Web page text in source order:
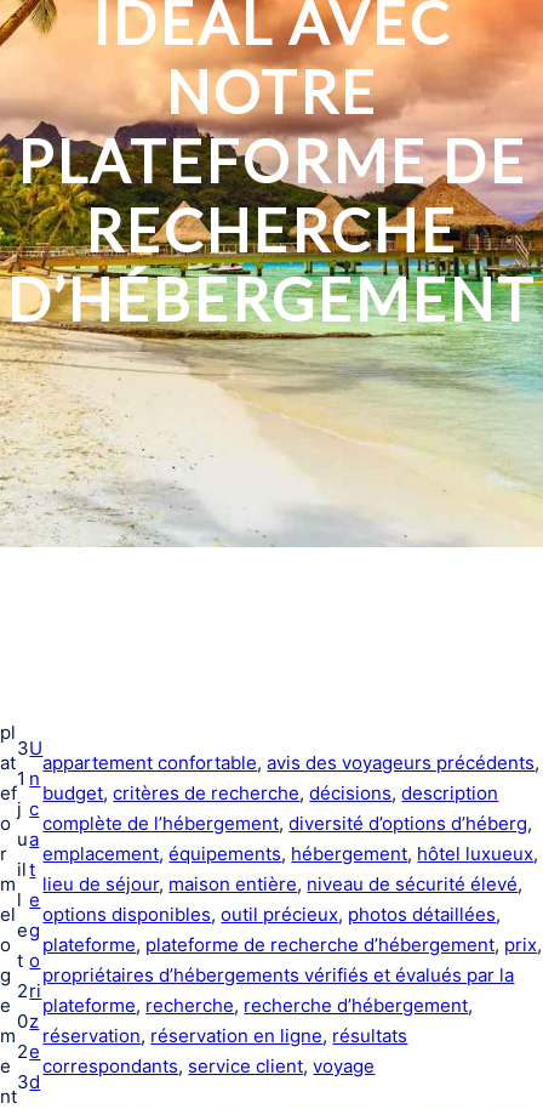
IDÉAL AVEC
NOTRE
PLATEFORME DE
RECHERCHE
D’HÉBERGEMENT
pl
at
ef
o
r
m
el
o
g
e
m
e
nt
3
1
j
u
il
l
e
t
2
0
2
3
U
n
c
a
t
e
g
o
ri
z
e
d
appartement confortable, avis des voyageurs précédents
budget, critères de recherche, décisions, description
complète de l’hébergement, diversité d’options d’héberg
emplacement, équipements, hébergement, hôtel luxueux
lieu de séjour, maison entière, niveau de sécurité élevé
options disponibles, outil précieux, photos détaillées
plateforme, plateforme de recherche d’hébergement, prix
propriétaires d’hébergements vérifiés et évalués par la
plateforme, recherche, recherche d’hébergement
réservation, réservation en ligne, résultats
correspondants, service client, voyage